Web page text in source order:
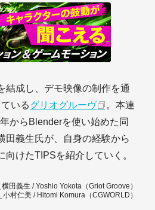
結成し、デモ映像の制作を通
いるグリオグルーヴ
。本連
からBlenderを使い始めた同
田義生氏が、自身の経験から
向けたTIPSを紹介していく。
田義生 / Yoshio Yokota（Griot Groove）
小村仁美 / Hitomi Komura（CGWORLD）